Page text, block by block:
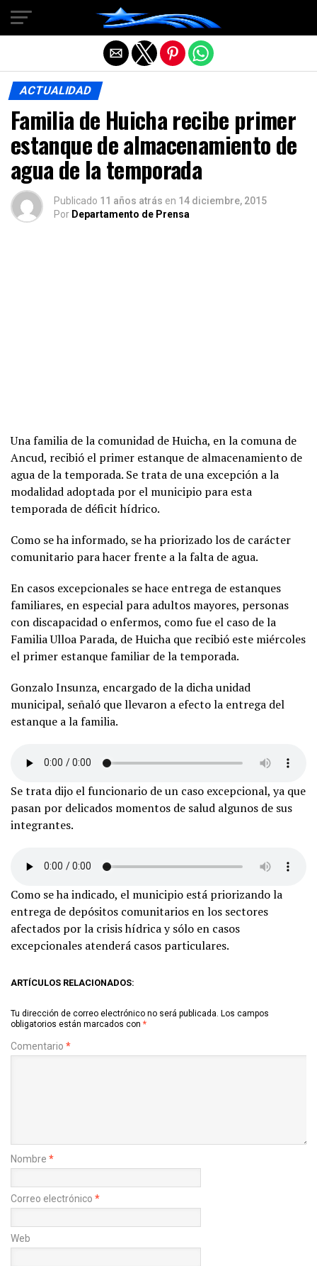
ACTUALIDAD
Familia de Huicha recibe primer
estanque de almacenamiento de
agua de la temporada
Publicado 11 años atrás en 14 diciembre, 2015
Por Departamento de Prensa
Una familia de la comunidad de Huicha, en la comuna de
Ancud, recibió el primer estanque de almacenamiento de
agua de la temporada. Se trata de una excepción a la
modalidad adoptada por el municipio para esta
temporada de déficit hídrico.
Como se ha informado, se ha priorizado los de carácter
comunitario para hacer frente a la falta de agua.
En casos excepcionales se hace entrega de estanques
familiares, en especial para adultos mayores, personas
con discapacidad o enfermos, como fue el caso de la
Familia Ulloa Parada, de Huicha que recibió este miércoles
el primer estanque familiar de la temporada.
Gonzalo Insunza, encargado de la dicha unidad
municipal, señaló que llevaron a efecto la entrega del
estanque a la familia.
Se trata dijo el funcionario de un caso excepcional, ya que
pasan por delicados momentos de salud algunos de sus
integrantes.
Como se ha indicado, el municipio está priorizando la
entrega de depósitos comunitarios en los sectores
afectados por la crisis hídrica y sólo en casos
excepcionales atenderá casos particulares.
ARTÍCULOS RELACIONADOS:
Tu dirección de correo electrónico no será publicada. Los campos
obligatorios están marcados con *
Comentario *
Nombre *
Correo electrónico *
Web
Salir de la versión móvil